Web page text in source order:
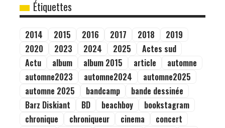
Étiquettes
2014 2015 2016 2017 2018
2019
2020
2023 2024 2025
Actes sud
Actu
album album 2015 article
automne
automne2023
automne2024
automne2025
automne 2025
bandcamp
bande dessinée
Barz Diskiant
BD beachboy
bookstagram
chronique
chroniqueur cinema
concert